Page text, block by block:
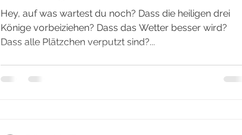
Hey, auf was wartest du noch? Dass die heiligen drei
Könige vorbeiziehen? Dass das Wetter besser wird?
Dass alle Plätzchen verputzt sind?...